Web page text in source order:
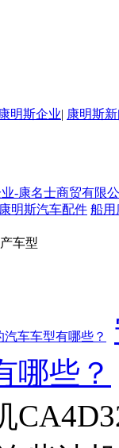
康明斯企业| 康明斯
康明斯汽车配件 船用
车型
哪些？